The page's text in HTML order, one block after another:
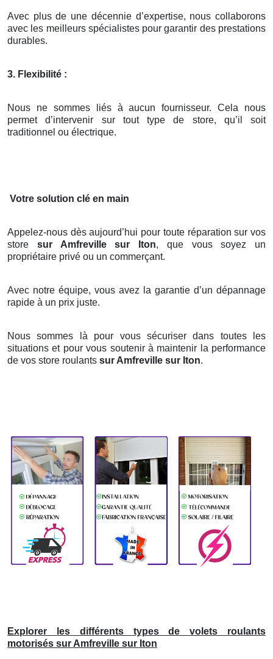
Avec plus de une décennie d’expertise, nous collaborons
avec les meilleurs spécialistes pour garantir des prestations
durables.
3. Flexibilité :
Nous ne sommes liés à aucun fournisseur. Cela nous
permet d’intervenir sur tout type de store, qu’il soit
traditionnel ou électrique.
Votre solution clé en main
Appelez-nous dès aujourd’hui pour toute réparation sur vos
store sur Amfreville sur Iton, que vous soyez un
propriétaire privé ou un commerçant.
Avec notre équipe, vous avez la garantie d’un dépannage
rapide à un prix juste.
Nous sommes là pour vous sécuriser dans toutes les
situations et pour vous soutenir à maintenir la performance
de vos store roulants sur Amfreville sur Iton.
Explorer les différents types de volets roulants
motorisés sur Amfreville sur Iton